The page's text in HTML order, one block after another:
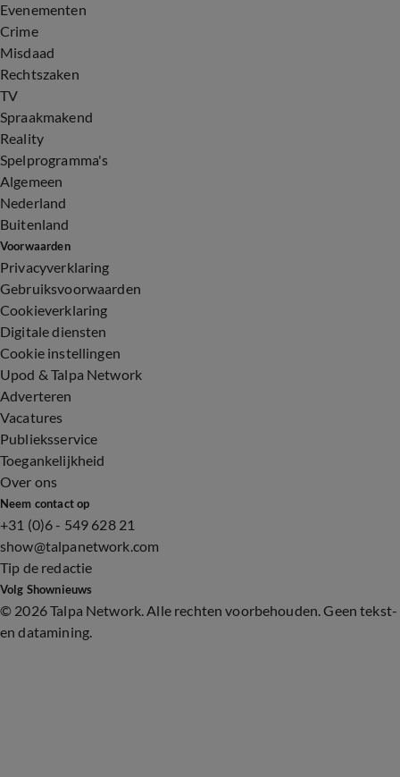
Evenementen
Crime
Misdaad
Rechtszaken
TV
Spraakmakend
Reality
Spelprogramma's
Algemeen
Nederland
Buitenland
Voorwaarden
Privacyverklaring
Gebruiksvoorwaarden
Cookieverklaring
Digitale diensten
Cookie instellingen
Upod & Talpa Network
Adverteren
Vacatures
Publieksservice
Toegankelijkheid
Over ons
Neem contact op
+31 (0)6 - 549 628 21
show@talpanetwork.com
Tip de redactie
Volg Shownieuws
© 2026 Talpa Network. Alle rechten voorbehouden. Geen tekst-
en datamining.